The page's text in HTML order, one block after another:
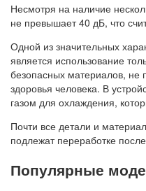
Несмотря на наличие
не превышает 40 дБ, что
Одной из значительных
является использование
безопасных материалов, не
здоровья человека. В
газом для охлаждения,
Почти все детали и
подлежат переработке
Популярные